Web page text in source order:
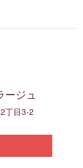
ジ ュ
丁目3-2